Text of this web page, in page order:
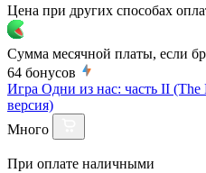
Цена при других способах
Сумма месячной платы, если
64 бонусов
Игра Одни из нас: часть II (The
версия)
Много
При оплате наличными